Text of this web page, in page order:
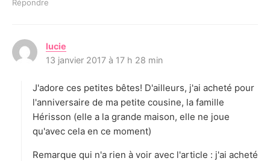
Répondre
lucie
i
:
13 janvier 2017 à 17 h 28 min
J'adore ces petites bêtes! D'ailleurs, j'ai acheté pour
l'anniversaire de ma petite cousine, la famille
Hérisson (elle a la grande maison, elle ne joue
qu'avec cela en ce moment)
Remarque qui n'a rien à voir avec l'article : j'ai acheté